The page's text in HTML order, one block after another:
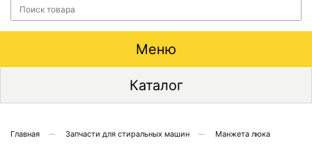
Меню
Каталог
Главная Запчасти для стиральных машин
Манжета люка